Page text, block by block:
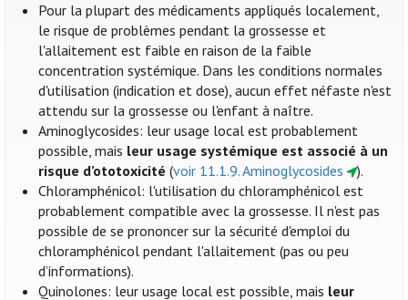
Pour la plupart des médicaments appliqués localement,
le risque de problèmes pendant la grossesse et
l'allaitement est faible en raison de la faible
concentration systémique. Dans les conditions normales
d'utilisation (indication et dose), aucun effet néfaste n'est
attendu sur la grossesse ou l'enfant à naître.
Aminoglycosides: leur usage local est probablement
possible, mais leur usage systémique est associé à un
risque d’ototoxicité (voir 11.1.9. Aminoglycosides
).
Chloramphénicol: l'utilisation du chloramphénicol est
probablement compatible avec la grossesse. Il n'est pas
possible de se prononcer sur la sécurité d'emploi du
chloramphénicol pendant l'allaitement (pas ou peu
d’informations).
Quinolones: leur usage local est possible, mais leur